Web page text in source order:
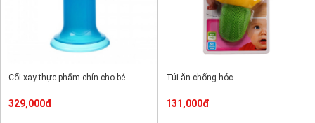
Cối xay thực phẩm chín cho bé
329,000đ
Túi ăn chống hóc
131,000đ